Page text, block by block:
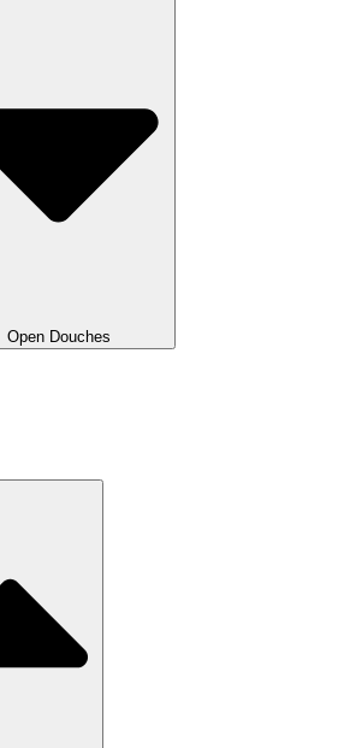
Open Douches